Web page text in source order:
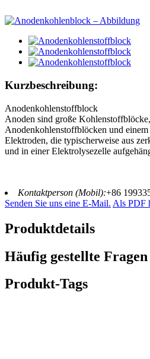
Kurzbeschreibung:
Anodenkohlenstoffblock
Anoden sind große
Anodenkohlenstoffblöcken und
Elektroden, die typischerweise aus
und in einer Elektrolysezelle
Kontaktperson (Mobil):+86
Senden Sie uns eine E-Mail. Als PDF
Produktdetails
Häufig gestellte Fragen
Produkt-Tags